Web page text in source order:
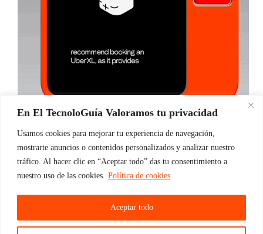
En El TecnoloGuía Valoramos tu privacidad
Usamos cookies para mejorar tu experiencia de navegación,
mostrarte anuncios o contenidos personalizados y analizar nuestro
tráfico. Al hacer clic en “Aceptar todo” das tu consentimiento a
nuestro uso de las cookies. Política de cookies
Aceptar todo
mundo de la IA En enero de este año la gente de
Rabbit Inc. Presentó en el CESS 2024 su nuevo y
ElTecnoloGuia
06/02/2024